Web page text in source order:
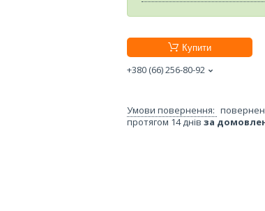
Купити
+380 (66) 256-80-92
протягом 14 днів за